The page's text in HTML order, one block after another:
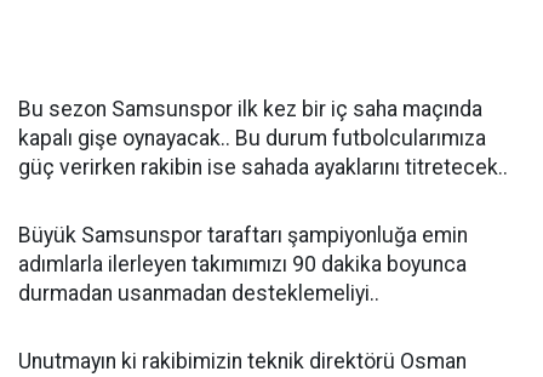
Bu sezon Samsunspor ilk kez bir iç saha maçında
kapalı gişe oynayacak.. Bu durum futbolcularımıza
güç verirken rakibin ise sahada ayaklarını titretecek..
Büyük Samsunspor taraftarı şampiyonluğa emin
adımlarla ilerleyen takımımızı 90 dakika boyunca
durmadan usanmadan desteklemeliyi..
Unutmayın ki rakibimizin teknik direktörü Osman